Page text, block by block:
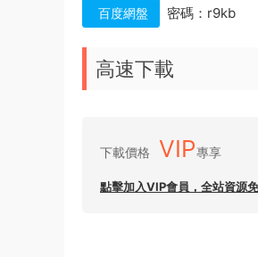
百度網盤 密碼：r9kb
高速下載
下載價格 VIP專享
點擊加入VIP會員，全站資源